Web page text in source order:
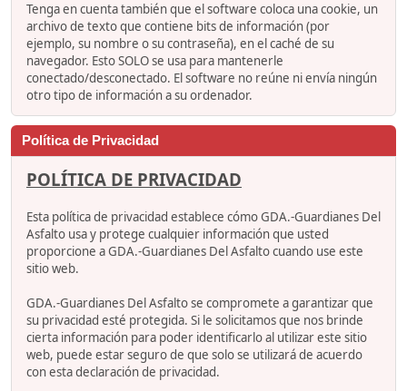
Tenga en cuenta también que el software coloca una cookie, un
archivo de texto que contiene bits de información (por
ejemplo, su nombre o su contraseña), en el caché de su
navegador. Esto SOLO se usa para mantenerle
conectado/desconectado. El software no reúne ni envía ningún
otro tipo de información a su ordenador.
Política de Privacidad
POLÍTICA DE PRIVACIDAD
Esta política de privacidad establece cómo GDA.-Guardianes Del
Asfalto usa y protege cualquier información que usted
proporcione a GDA.-Guardianes Del Asfalto cuando use este
sitio web.
GDA.-Guardianes Del Asfalto se compromete a garantizar que
su privacidad esté protegida. Si le solicitamos que nos brinde
cierta información para poder identificarlo al utilizar este sitio
web, puede estar seguro de que solo se utilizará de acuerdo
con esta declaración de privacidad.